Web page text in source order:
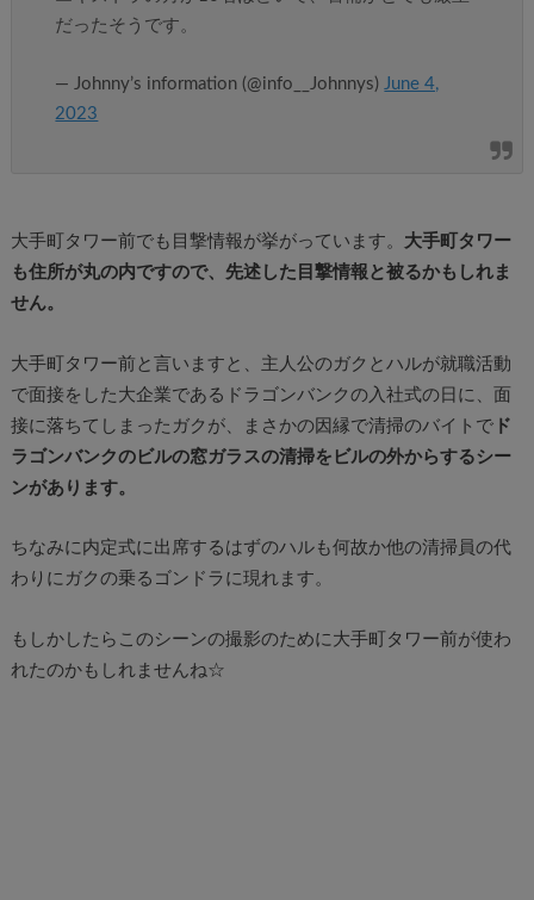
だったそうです。
— Johnny’s information (@info__Johnnys) June 4,
2023
大手町タワー前でも目撃情報が挙がっています。 大手町タワー
も住所が丸の内ですので、先述した目撃情報と被るかもしれま
せん。
大手町タワー前と言いますと、主人公のガクとハルが就職活動
で面接をした大企業であるドラゴンバンクの入社式の日に、面
接に落ちてしまったガクが、まさかの因縁で清掃のバイトでド
ラゴンバンクのビルの窓ガラスの清掃をビルの外からするシー
ンがあります。
ちなみに内定式に出席するはずのハルも何故か他の清掃員の代
わりにガクの乗るゴンドラに現れます。
もしかしたらこのシーンの撮影のために大手町タワー前が使わ
れたのかもしれませんね☆